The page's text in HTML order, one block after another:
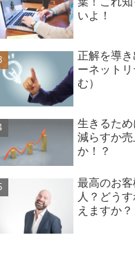
いよ！
正解を導
ーネット
む）
生きるた
減らすか
か！？
最高のお
人？どう
えますか？